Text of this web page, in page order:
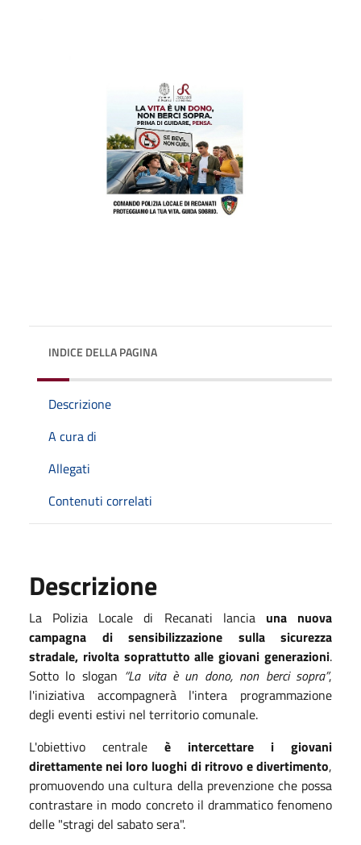
INDICE DELLA PAGINA
Descrizione
A cura di
Allegati
Contenuti correlati
Descrizione
La Polizia Locale di Recanati lanciauna nuova
campagna di sensibilizzazione sulla sicurezza
stradale, rivolta soprattutto alle giovani generazioni.
Sotto lo slogan “La vita è un dono, non berci sopra”,
l'iniziativa accompagnerà l'intera programmazione
degli eventi estivi nel territorio comunale.
L'obiettivo centrale è intercettare i giovani
direttamente nei loro luoghi di ritrovo e divertimento,
promuovendo una cultura della prevenzione che possa
contrastare in modo concreto il drammatico fenomeno
delle "stragi del sabato sera".